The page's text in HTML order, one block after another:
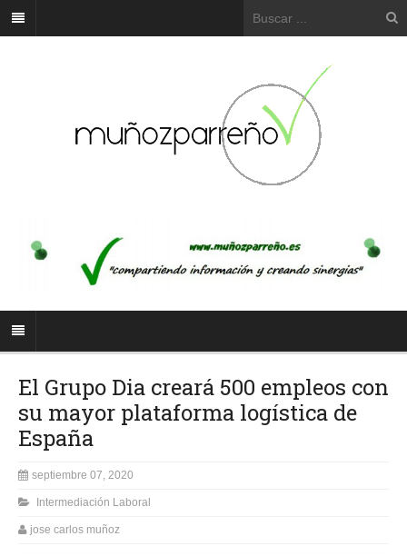
El Grupo Dia creará 500 empleos con
su mayor plataforma logística de
España
septiembre 07, 2020
Intermediación Laboral
jose carlos muñoz